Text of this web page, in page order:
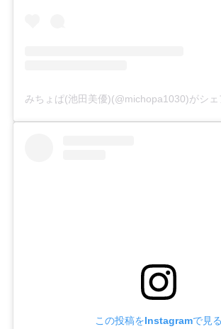
みちょぱ(池田美優)(@michopa1030)がシェ
この投稿をInstagramで見る